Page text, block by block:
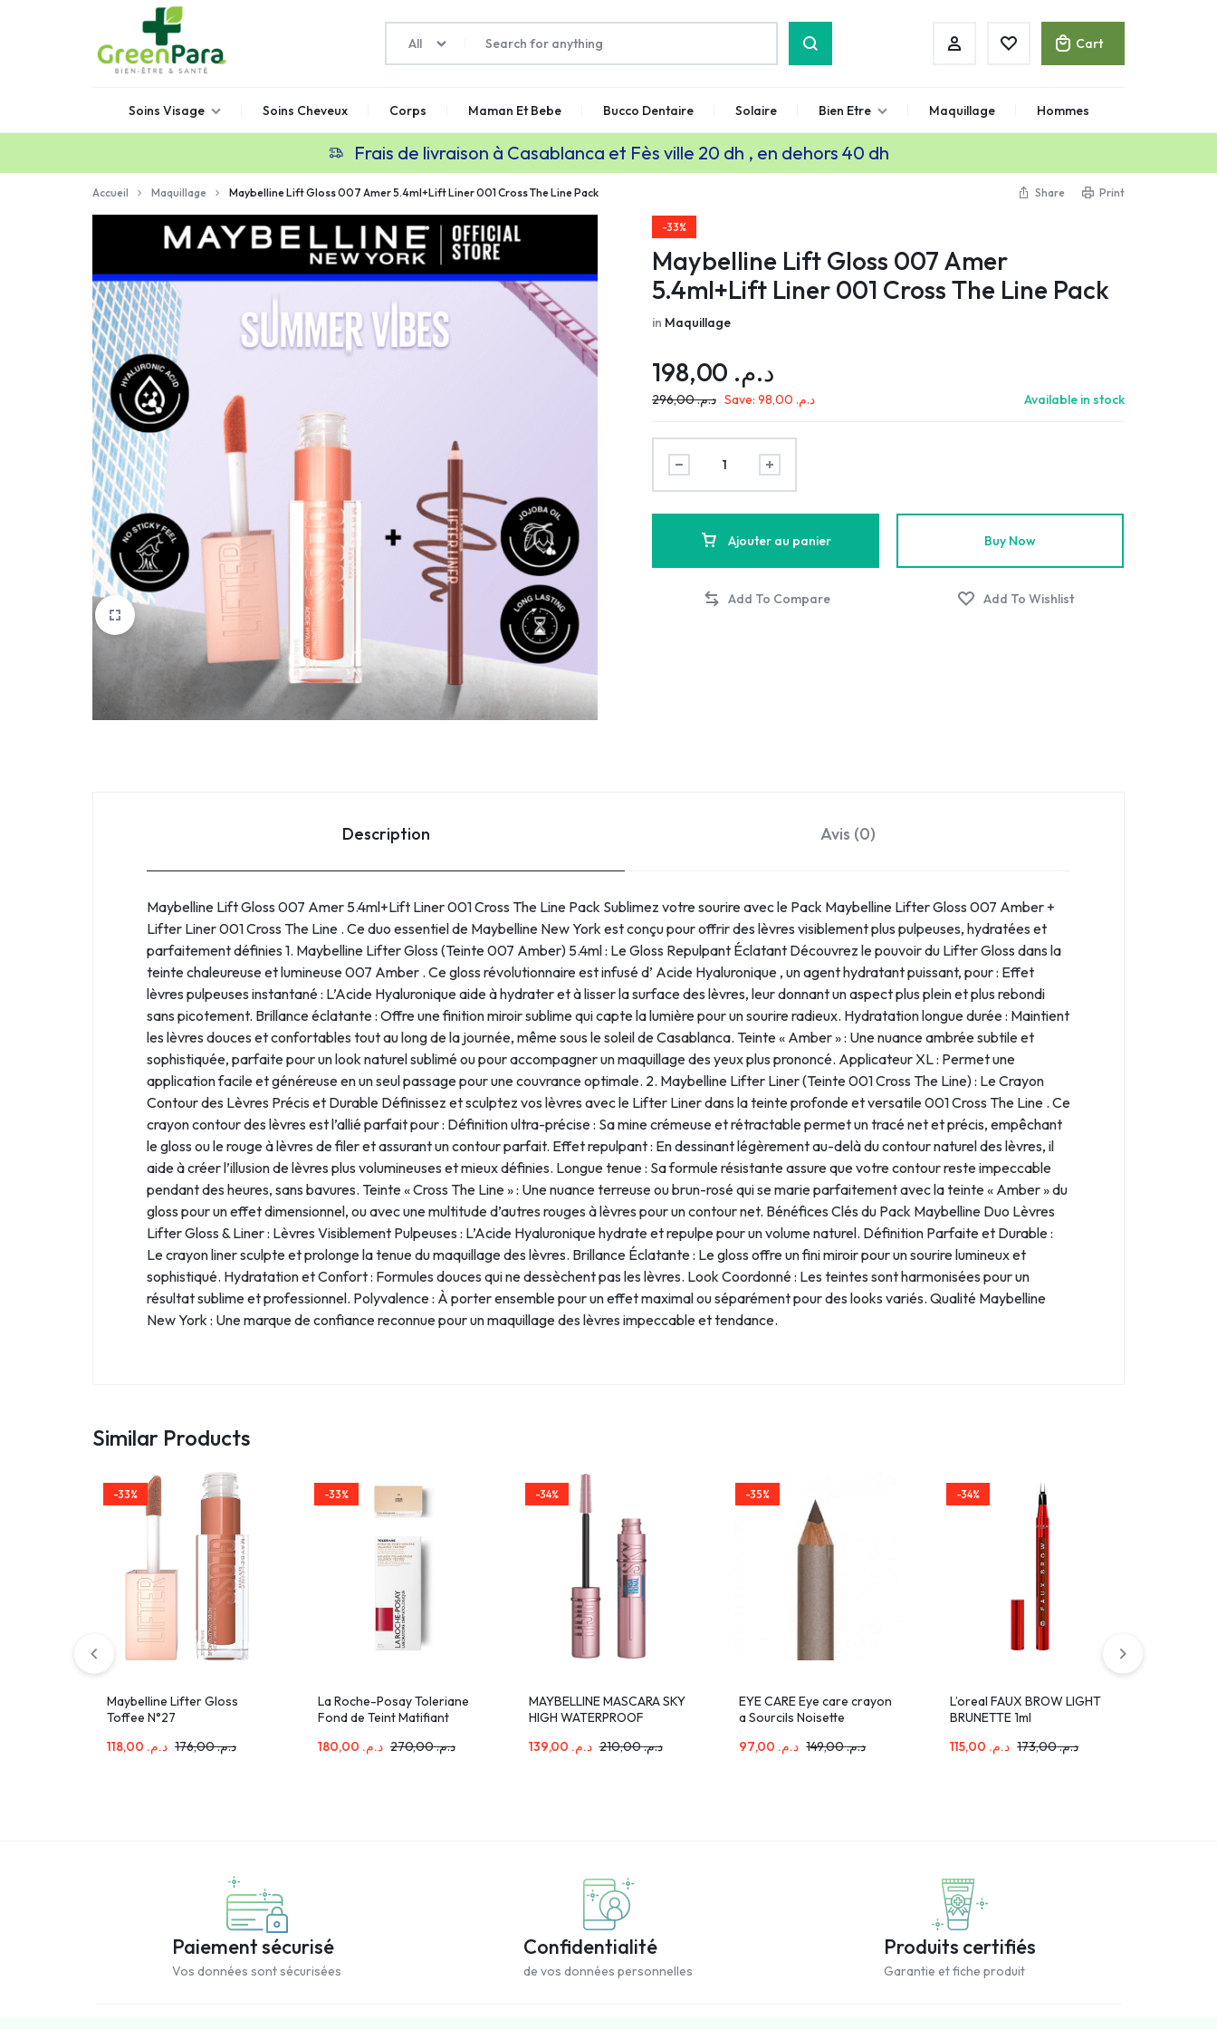
GREENPARA
Parapharmacie
Maroc
All Cart
Soins Visage Soins Cheveux Corps Maman Et Bebe Bucco Dentaire Solaire Bien Etre Maquillage Hommes
Frais de livraison à Casablanca et Fès ville 20 dh , en dehors 40 dh
Accueil Maquillage Maybelline Lift Gloss 007 Amer 5.4ml+Lift Liner 001 Cross The Line Pack Share Print
-33%
Maybelline Lift Gloss 007 Amer
5.4ml+Lift Liner 001 Cross The Line Pack
in Maquillage
د.م.
د.م.296,00 Save: د.م.98,00 Available in stock
Ajouter au panier Buy Now
Description Avis (0)
Maybelline Lift Gloss 007 Amer 5.4ml+Lift Liner 001 Cross The Line Pack Sublimez votre sourire avec le Pack Maybelline Lifter Gloss 007 Amber +
Lifter Liner 001 Cross The Line . Ce duo essentiel de Maybelline New York est conçu pour offrir des lèvres visiblement plus pulpeuses, hydratées et
parfaitement définies 1. Maybelline Lifter Gloss (Teinte 007 Amber) 5.4ml : Le Gloss Repulpant Éclatant Découvrez le pouvoir du Lifter Gloss dans la
teinte chaleureuse et lumineuse 007 Amber . Ce gloss révolutionnaire est infusé d’ Acide Hyaluronique , un agent hydratant puissant, pour : Effet
lèvres pulpeuses instantané : L’Acide Hyaluronique aide à hydrater et à lisser la surface des lèvres, leur donnant un aspect plus plein et plus rebondi
sans picotement. Brillance éclatante : Offre une finition miroir sublime qui capte la lumière pour un sourire radieux. Hydratation longue durée : Maintient
les lèvres douces et confortables tout au long de la journée, même sous le soleil de Casablanca. Teinte « Amber » : Une nuance ambrée subtile et
sophistiquée, parfaite pour un look naturel sublimé ou pour accompagner un maquillage des yeux plus prononcé. Applicateur XL : Permet une
application facile et généreuse en un seul passage pour une couvrance optimale. 2. Maybelline Lifter Liner (Teinte 001 Cross The Line) : Le Crayon
Contour des Lèvres Précis et Durable Définissez et sculptez vos lèvres avec le Lifter Liner dans la teinte profonde et versatile 001 Cross The Line . Ce
crayon contour des lèvres est l’allié parfait pour : Définition ultra-précise : Sa mine crémeuse et rétractable permet un tracé net et précis, empêchant
le gloss ou le rouge à lèvres de filer et assurant un contour parfait. Effet repulpant : En dessinant légèrement au-delà du contour naturel des lèvres, il
aide à créer l’illusion de lèvres plus volumineuses et mieux définies. Longue tenue : Sa formule résistante assure que votre contour reste impeccable
pendant des heures, sans bavures. Teinte « Cross The Line » : Une nuance terreuse ou brun-rosé qui se marie parfaitement avec la teinte « Amber » du
gloss pour un effet dimensionnel, ou avec une multitude d’autres rouges à lèvres pour un contour net. Bénéfices Clés du Pack Maybelline Duo Lèvres
Lifter Gloss & Liner : Lèvres Visiblement Pulpeuses : L’Acide Hyaluronique hydrate et repulpe pour un volume naturel. Définition Parfaite et Durable :
Le crayon liner sculpte et prolonge la tenue du maquillage des lèvres. Brillance Éclatante : Le gloss offre un fini miroir pour un sourire lumineux et
sophistiqué. Hydratation et Confort : Formules douces qui ne dessèchent pas les lèvres. Look Coordonné : Les teintes sont harmonisées pour un
résultat sublime et professionnel. Polyvalence : À porter ensemble pour un effet maximal ou séparément pour des looks variés. Qualité Maybelline
New York : Une marque de confiance reconnue pour un maquillage des lèvres impeccable et tendance.
Similar Products
-33%
Maybelline Lifter Gloss
Toffee N°27
د.م.
د.م.176,00
-33%
La Roche-Posay Toleriane
Fond de Teint Matifiant
| 30ml
د.م. د.م.270,00
-34%
MAYBELLINE MASCARA SKY
HIGH WATERPROOF
د.م.
د.م.210,00
-35%
EYE CARE Eye care crayon
a Sourcils Noisette
د.م.
د.م.149,00
-34%
L’oreal FAUX BROW LIGHT
BRUNETTE 1ml
د.م.
د.م.173,00
Paiement sécurisé
Vos données sont sécurisées
Confidentialité
de vos données personnelles
Produits certifiés
Garantie et fiche produit